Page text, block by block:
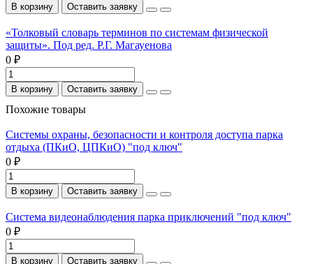
В корзину Оставить заявку
«Толковый словарь терминов по системам физической
защиты». Под ред. Р.Г. Магауенова
0 ₽
В корзину Оставить заявку
Похожие товары
Системы охраны, безопасности и контроля доступа парка
отдыха (ПКиО, ЦПКиО) "под ключ"
0 ₽
В корзину Оставить заявку
Система видеонаблюдения парка приключений "под ключ"
0 ₽
В корзину Оставить заявку